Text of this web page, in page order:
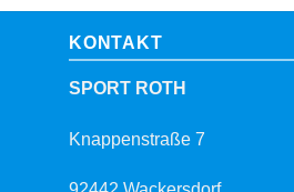
KONTAKT
SPORT ROTH
Knappenstraße 7